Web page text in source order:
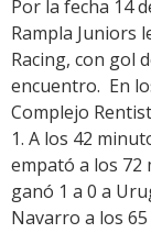
Por la fecha 14
Rampla Juniors
Racing, con gol
encuentro. En
Complejo
1. A los 42
empató a los 72
ganó 1 a 0 a
Navarro a los